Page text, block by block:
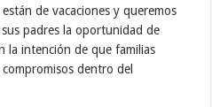
de vacaciones y queremos
padres la oportunidad de
la intención de que familias
dentro del